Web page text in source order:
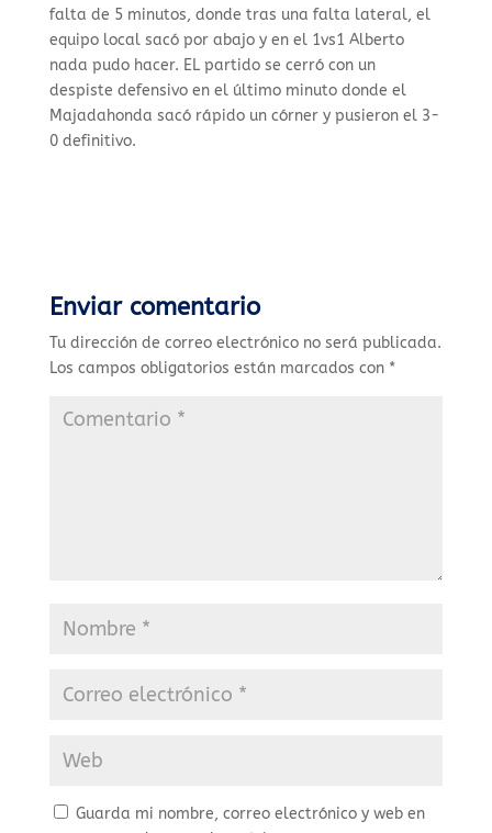
falta de 5 minutos, donde tras una falta lateral, el
equipo local sacó por abajo y en el 1vs1 Alberto
nada pudo hacer. EL partido se cerró con un
despiste defensivo en el último minuto donde el
Majadahonda sacó rápido un córner y pusieron el 3-
0 definitivo.
Enviar comentario
Tu dirección de correo electrónico no será publicada.
Los campos obligatorios están marcados con *
Guarda mi nombre, correo electrónico y web en